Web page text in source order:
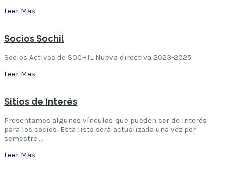
Leer Mas
Socios Sochil
Socios Activos de SOCHIL Nueva directiva 2023-2025
Leer Mas
Sitios de Interés
Presentamos algunos vínculos que pueden ser de interés
para los socios. Esta lista será actualizada una vez por
semestre….
Leer Mas